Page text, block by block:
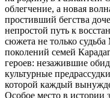
облегчение, а новая
простивший бегства
непростой путь к
сюжета не только
поколений семей
героев: незажившие
культурные
которой каждый
Особое место в